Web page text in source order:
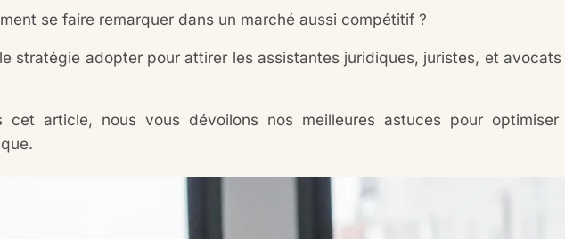
se faire remarquer dans un marché aussi compétitif ?
stratégie adopter pour attirer les assistantes juridiques, juristes, et
cet article, nous vous dévoilons nos meilleures astuces pour optimiser